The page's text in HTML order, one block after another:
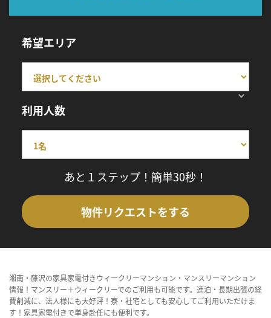
希望エリア
利用人数
あと１ステップ！簡単30秒！
物件リクエストをする
湘南・藤沢の家具家電付きウィークリーマンション・マンスリーマンション
情報！マンスリー＋ウィークリーでのご利用も可能です。連泊・長期出張の経
費削減に、法人様にも大好評！寮・社宅としても安心してご利用いただけま
す！家具家電付きで単身赴任にも便利です。